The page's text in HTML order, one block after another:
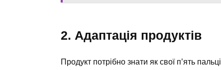
2. Адаптація продуктів
Продукт потрібно знати як свої п’ять